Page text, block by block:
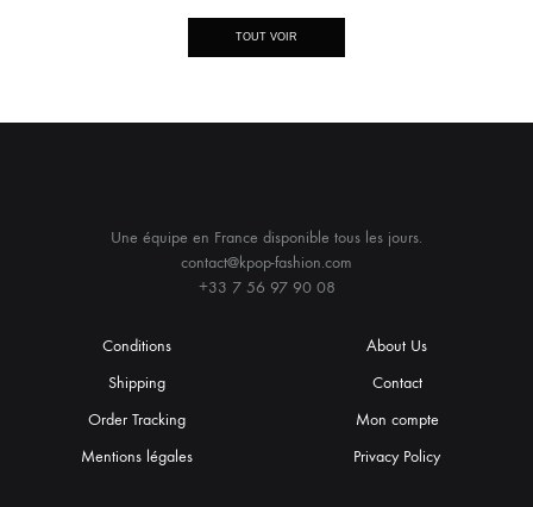
TOUT VOIR
Une équipe en France disponible tous les jours.
contact@kpop-fashion.com
+33 7 56 97 90 08
Conditions
Shipping
Order Tracking
Mentions légales
About Us
Contact
Mon compte
Privacy Policy